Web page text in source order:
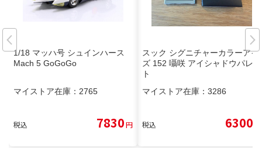
1/18 マッハ号 シュインハース
Mach 5 GoGoGo
マイストア在庫： 2765
税込 7830円
スック シグニチャーカラーアイ
ズ 152 囁咲 アイシャドウパレッ
ト
マイストア在庫： 3286
税込 6300